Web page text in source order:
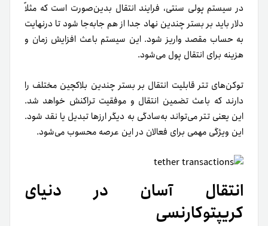
در سیستم پولی سنتی، فرایند انتقال بدین‌صورت است که مثلاً
دلار باید بر بستر چندین نهاد جدا از هم جابه‌جا شود تا در‌نهایت
به حساب مقصد واریز شود. این سیستم باعث افزایش زمان و
هزینه برای انتقال پول می‌شود.
توکن‌های تتر قابلیت انتقال بر بستر چندین بلاکچین مختلف را
دارند که باعث تضمین انتقال و موفقیت تراکنش خواهد شد.
این یعنی تتر می‌تواند به‌سادگی به دیگر ارزها تبدیل یا نقد شود.
این ویژگی مهمی برای فعالان در این عرصه محسوب می‌شود.
انتقال آسان در دنیای
کریپتوکارنسی